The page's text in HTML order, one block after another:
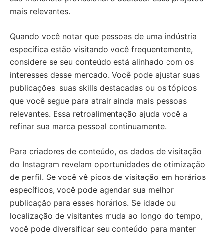
mais relevantes.
Quando você notar que pessoas de uma indústria
específica estão visitando você frequentemente,
considere se seu conteúdo está alinhado com os
interesses desse mercado. Você pode ajustar suas
publicações, suas skills destacadas ou os tópicos
que você segue para atrair ainda mais pessoas
relevantes. Essa retroalimentação ajuda você a
refinar sua marca pessoal continuamente.
Para criadores de conteúdo, os dados de visitação
do Instagram revelam oportunidades de otimização
de perfil. Se você vê picos de visitação em horários
específicos, você pode agendar sua melhor
publicação para esses horários. Se idade ou
localização de visitantes muda ao longo do tempo,
você pode diversificar seu conteúdo para manter